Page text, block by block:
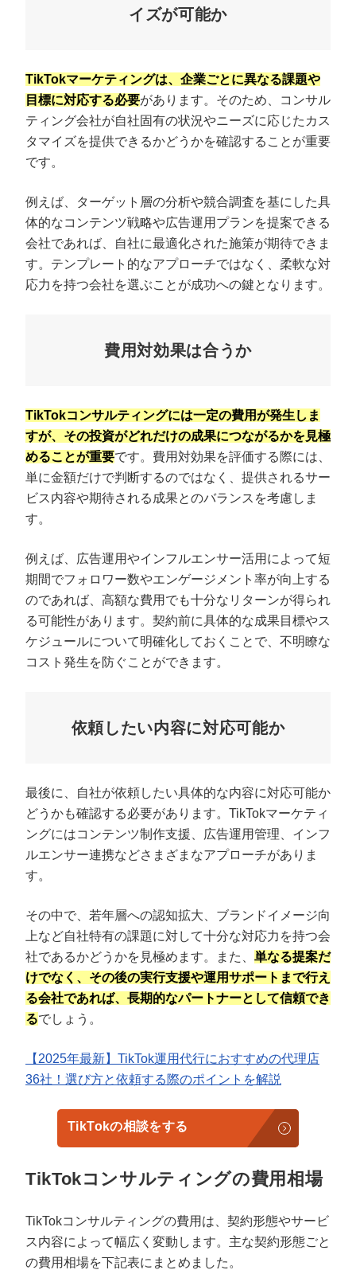
イズが可能か
TikTokマーケティングは、企業ごとに異なる課題や
目標に対応する必要があります。そのため、コンサル
ティング会社が自社固有の状況やニーズに応じたカス
タマイズを提供できるかどうかを確認することが重要
です。
例えば、ターゲット層の分析や競合調査を基にした具
体的なコンテンツ戦略や広告運用プランを提案できる
会社であれば、自社に最適化された施策が期待できま
す。テンプレート的なアプローチではなく、柔軟な対
応力を持つ会社を選ぶことが成功への鍵となります。
費用対効果は合うか
TikTokコンサルティングには一定の費用が発生しま
すが、その投資がどれだけの成果につながるかを見極
めることが重要です。費用対効果を評価する際には、
単に金額だけで判断するのではなく、提供されるサー
ビス内容や期待される成果とのバランスを考慮しま
す。
例えば、広告運用やインフルエンサー活用によって短
期間でフォロワー数やエンゲージメント率が向上する
のであれば、高額な費用でも十分なリターンが得られ
る可能性があります。契約前に具体的な成果目標やス
ケジュールについて明確化しておくことで、不明瞭な
コスト発生を防ぐことができます。
依頼したい内容に対応可能か
最後に、自社が依頼したい具体的な内容に対応可能か
どうかも確認する必要があります。TikTokマーケティ
ングにはコンテンツ制作支援、広告運用管理、インフ
ルエンサー連携などさまざまなアプローチがありま
す。
その中で、若年層への認知拡大、ブランドイメージ向
上など自社特有の課題に対して十分な対応力を持つ会
社であるかどうかを見極めます。また、 単なる提案だ
けでなく、その後の実行支援や運用サポートまで行え
る会社であれば、長期的なパートナーとして信頼でき
るでしょう。
【2025年最新】TikTok運用代行におすすめの代理店
36社！選び方と依頼する際のポイントを解説
TikTokの相談をする
TikTokコンサルティングの費用相場
TikTokコンサルティングの費用は、契約形態やサービ
ス内容によって幅広く変動します。主な契約形態ごと
の費用相場を下記表にまとめました。